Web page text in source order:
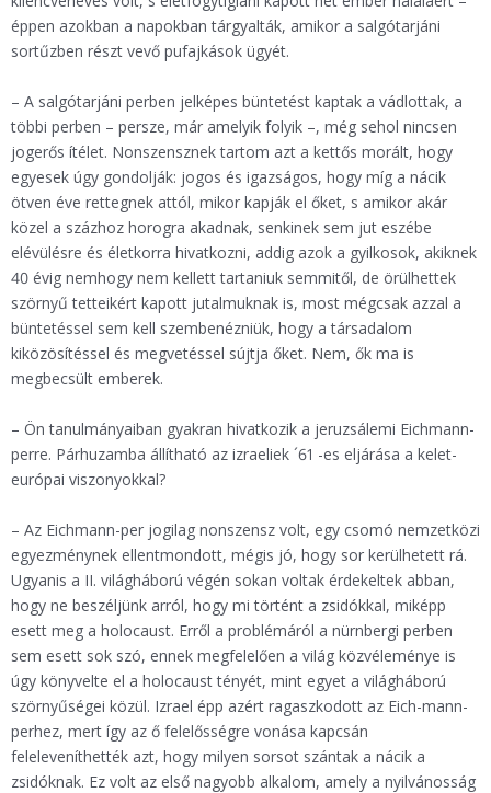
éppen azokban a napokban tárgyalták, amikor a salgótarjáni
sortűzben részt vevő pufajkások ügyét.
– A salgótarjáni perben jelképes büntetést kaptak a vádlottak, a
többi perben – persze, már amelyik folyik –, még sehol nincsen
jogerős ítélet. Nonszensznek tartom azt a kettős morált, hogy
egyesek úgy gondolják: jogos és igazságos, hogy míg a nácik
ötven éve rettegnek attól, mikor kapják el őket, s amikor akár
közel a százhoz horogra akadnak, senkinek sem jut eszébe
elévülésre és életkorra hivatkozni, addig azok a gyilkosok, akiknek
40 évig nemhogy nem kellett tartaniuk semmitől, de örülhettek
szörnyű tetteikért kapott jutalmuknak is, most mégcsak azzal a
büntetéssel sem kell szembenézniük, hogy a társadalom
kiközösítéssel és megvetéssel sújtja őket. Nem, ők ma is
megbecsült emberek.
– Ön tanulmányaiban gyakran hivatkozik a jeruzsálemi Eichmann-
perre. Párhuzamba állítható az izraeliek ´61 -es eljárása a kelet-
európai viszonyokkal?
– Az Eichmann-per jogilag nonszensz volt, egy csomó nemzetközi
egyezménynek ellentmondott, mégis jó, hogy sor kerülhetett rá.
Ugyanis a II. világháború végén sokan voltak érdekeltek abban,
hogy ne beszéljünk arról, hogy mi történt a zsidókkal, miképp
esett meg a holocaust. Erről a problémáról a nürnbergi perben
sem esett sok szó, ennek megfelelően a világ közvéleménye is
úgy könyvelte el a holocaust tényét, mint egyet a világháború
szörnyűségei közül. Izrael épp azért ragaszkodott az Eich-mann-
perhez, mert így az ő felelősségre vonása kapcsán
feleleveníthették azt, hogy milyen sorsot szántak a nácik a
zsidóknak. Ez volt az első nagyobb alkalom, amely a nyilvánosság